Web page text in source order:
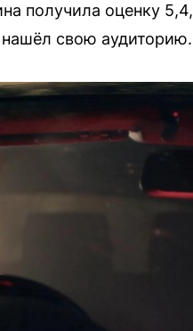
получила оценку
свою аудиторию.